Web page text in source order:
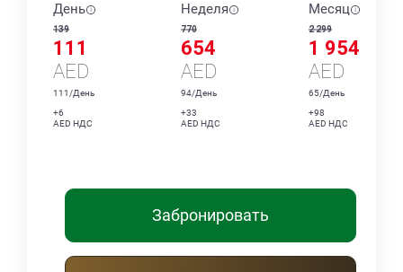
День
139
111
AED
111/День
+6
AED НДС
Неделя
770
654
AED
94/День
+33
AED НДС
Месяц
2 299
1 954
AED
65/День
+98
AED НДС
Забронировать